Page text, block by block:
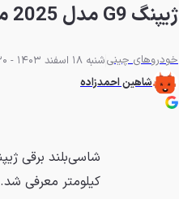
ژیپنگ G9 مدل 2025 معرفی شد؛ شاسی‌بلند برقی با توان پیمایش 725 کیلومتر
خودروهای چینیشنبه 18 اسفند 1403 - 09:30
شاهین احمدزاده
کیلومتر معرفی شد.